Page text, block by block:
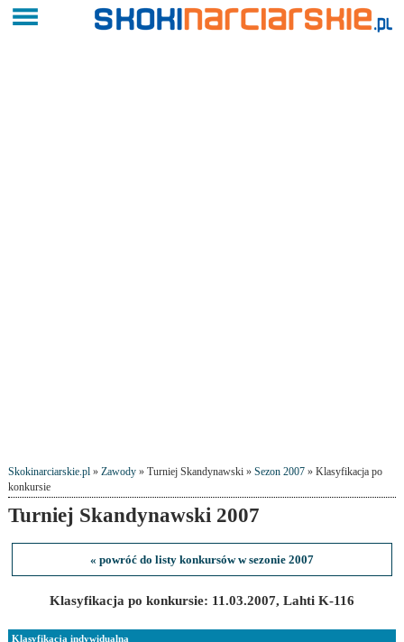
Skokinarciarskie.pl» Zawody» Turniej Skandynawski » Sezon 2007» Klasyfikacja po
konkursie
Turniej Skandynawski 2007
« powróć do listy konkursów w sezonie 2007
Klasyfikacja po konkursie: 11.03.2007, Lahti K-116
Klasyfikacja indywidualna